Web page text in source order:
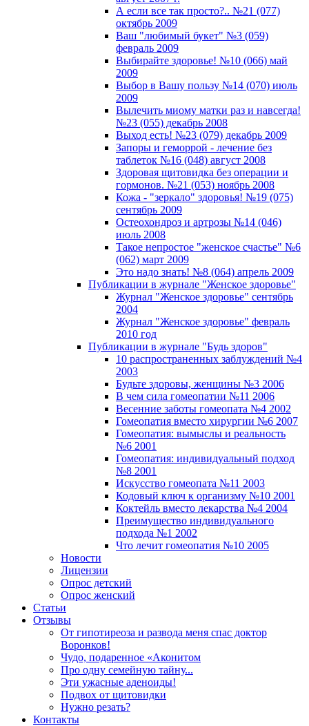
А если все так просто?.. №21 (077)
октябрь 2009
Ваш "любимый букет" №3 (059)
февраль 2009
Выбирайте здоровье! №10 (066) май
2009
Выбор в Вашу пользу №14 (070) июль
2009
Вылечить миому матки раз и навсегда!
№23 (055) декабрь 2008
Выход есть! №23 (079) декабрь 2009
Запоры и геморрой - лечение без
таблеток №16 (048) август 2008
Здоровая щитовидка без операции и
гормонов. №21 (053) ноябрь 2008
Кожа - "зеркало" здоровья! №19 (075)
сентябрь 2009
Остеохондроз и артрозы №14 (046)
июль 2008
Такое непростое "женское счастье" №6
(062) март 2009
Это надо знать! №8 (064) апрель 2009
Публикации в журнале "Женское здоровье"
Журнал "Женское здоровье" сентябрь
2004
Журнал "Женское здоровье" февраль
2010 год
Публикации в журнале "Будь здоров"
10 распространенных заблуждений №4
2003
Будьте здоровы, женщины №3 2006
В чем сила гомеопатии №11 2006
Весенние заботы гомеопата №4 2002
Гомеопатия вместо хирургии №6 2007
Гомеопатия: вымыслы и реальность
№6 2001
Гомеопатия: индивидуальный подход
№8 2001
Искусство гомеопата №11 2003
Кодовый ключ к организму №10 2001
Коктейль вместо лекарства №4 2004
Преимущество индивидуального
подхода №1 2002
Что лечит гомеопатия №10 2005
Новости
Лицензии
Опрос детский
Опрос женский
Статьи
Отзывы
От гипотиреоза и развода меня спас доктор
Воронков!
Чудо, подаренное «Аконитом
Про одну семейную тайну...
Эти ужасные аденоиды!
Подвох от щитовидки
Нужно резать?
Контакты